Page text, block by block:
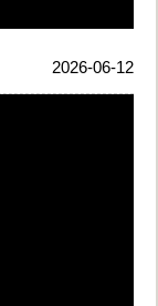
2026-06-12